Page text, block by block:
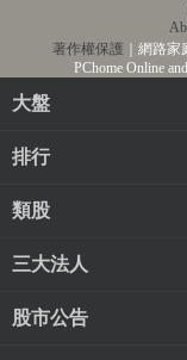
著作權保護 ｜網路
PChome Online
大盤
排行
類股
三大法人
股市公告